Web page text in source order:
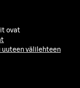
ovat
uuteen välilehteen